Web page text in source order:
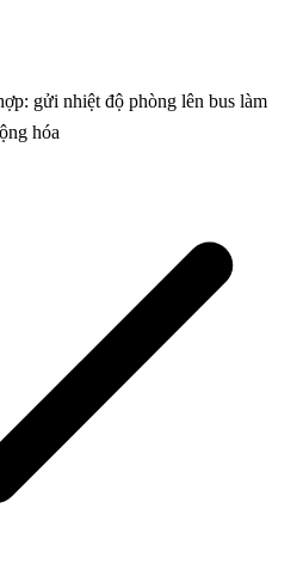
gửi nhiệt độ phòng lên bus làm
hóa